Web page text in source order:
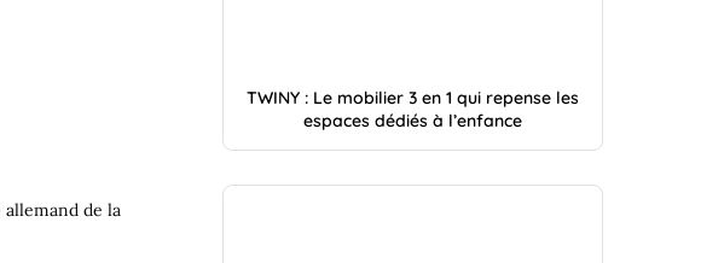
allemand de la
TWINY : Le mobilier 3 en 1 qui repense les
espaces dédiés à l’enfance